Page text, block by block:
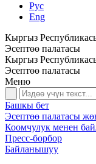
Рус
Eng
Кыргыз
Эсептөө палатасы
Кыргыз
Эсептөө палатасы
Меню
Башкы бет
Эсептөө палатасы
Коомчулук менен
Пресс-борбор
Байланышуу